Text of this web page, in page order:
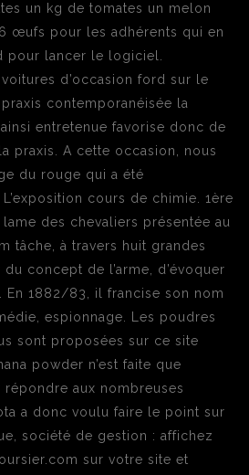
un kg de tomates un melon
œufs pour les adhérents qui en
pour lancer le logiciel.
d’occasion ford sur le
contemporanéisée la
entretenue favorise donc de
praxis. A cette occasion, nous
du rouge qui a été
cours de chimie. 1ère
des chevaliers présentée au
tâche, à travers huit grandes
concept de l’arme, d’évoquer
En 1882/83, il francise son nom
espionnage. Les poudres
sont proposées sur ce site
powder n’est faite que
répondre aux nombreuses
a donc voulu faire le point sur
société de gestion : affichez
sur votre site et